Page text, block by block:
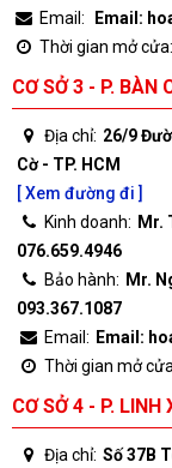
Email:
Email:
Thời gian mở cửa:
CƠ SỞ 3 - P. BÀN
Địa chỉ: 26/9
Cờ - TP. HCM
[ Xem đường đi ]
Kinh doanh: Mr.
076.659.4946
Bảo hành: Mr.
093.367.1087
Email: Email:
Thời gian mở
CƠ SỞ 4 - P. LINH
Địa chỉ: Số 37B